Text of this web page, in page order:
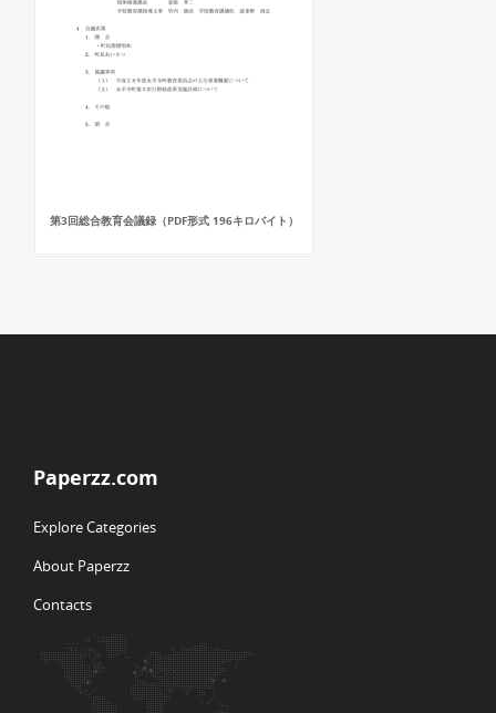
第3回総合教育会議録（PDF形式 196キロバイト）
Paperzz.com
Explore Categories
About Paperzz
Contacts